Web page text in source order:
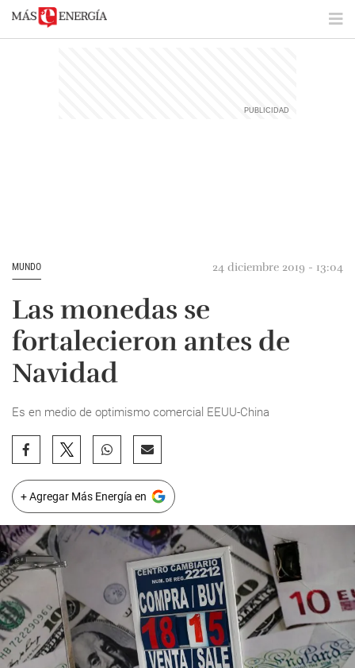
MUNDO 24 diciembre 2019 - 13:04
Las monedas se
fortalecieron antes de
Navidad
Es en medio de optimismo comercial EEUU-China
+ Agregar Más Energía en